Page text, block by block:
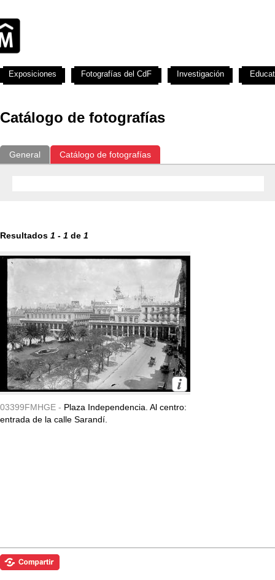
Catálogo de fotografías
General Catálogo de fotografías
Resultados 1 - 1 de 1
03399FMHGE - Plaza Independencia. Al centro:
entrada de la calle Sarandí.
Exposiciones Fotografías del CdF Investigación